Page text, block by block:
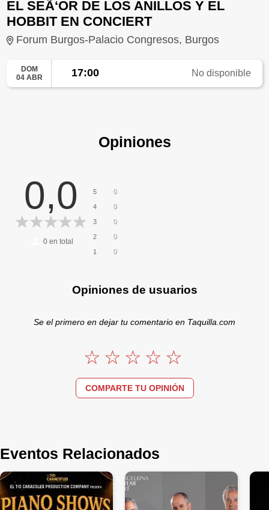
EL SEÃ‘OR DE LOS ANILLOS Y EL
HOBBIT EN CONCIERT
Forum Burgos-Palacio Congresos, Burgos
DOM
04 ABR
17:00 No disponible
Opiniones
0,0
0en total
5 0
4 0
3 0
2 0
1 0
Opiniones de usuarios
Se el primero en dejar tu comentario en Taquilla.com
COMPARTE TU OPINIÓN
Eventos Relacionados